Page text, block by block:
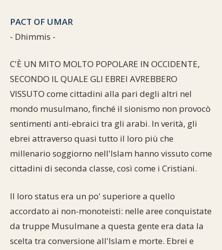
PACT OF UMAR
- Dhimmis -
C'È UN MITO MOLTO POPOLARE IN OCCIDENTE,
SECONDO IL QUALE GLI EBREI AVREBBERO
VISSUTO come cittadini alla pari degli altri nel
mondo musulmano, finché il sionismo non provocò
sentimenti anti-ebraici tra gli arabi. In verità, gli
ebrei attraverso quasi tutto il loro più che
millenario soggiorno nell'Islam hanno vissuto come
cittadini di seconda classe, così come i Cristiani.
Il loro status era un po' superiore a quello
accordato ai non-monoteisti: nelle aree conquistate
da truppe Musulmane a questa gente era data la
scelta tra conversione all'Islam e morte. Ebrei e